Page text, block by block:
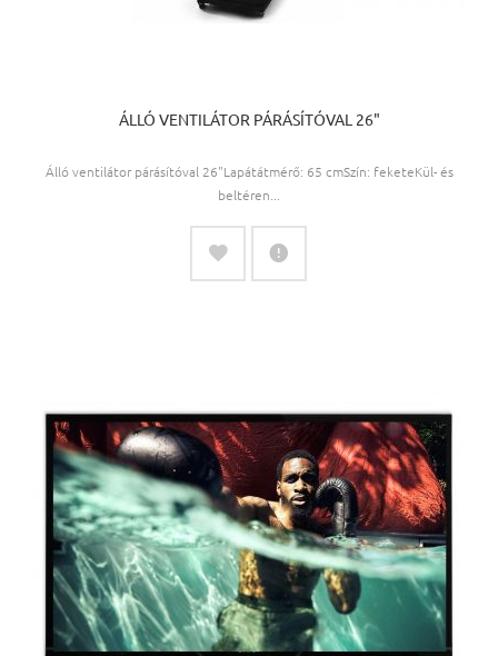
ÁLLÓ VENTILÁTOR PÁRÁSÍTÓVAL 26"
Álló ventilátor párásítóval 26"Lapátátmérő: 65 cmSzín: feketeKül- és
beltéren...